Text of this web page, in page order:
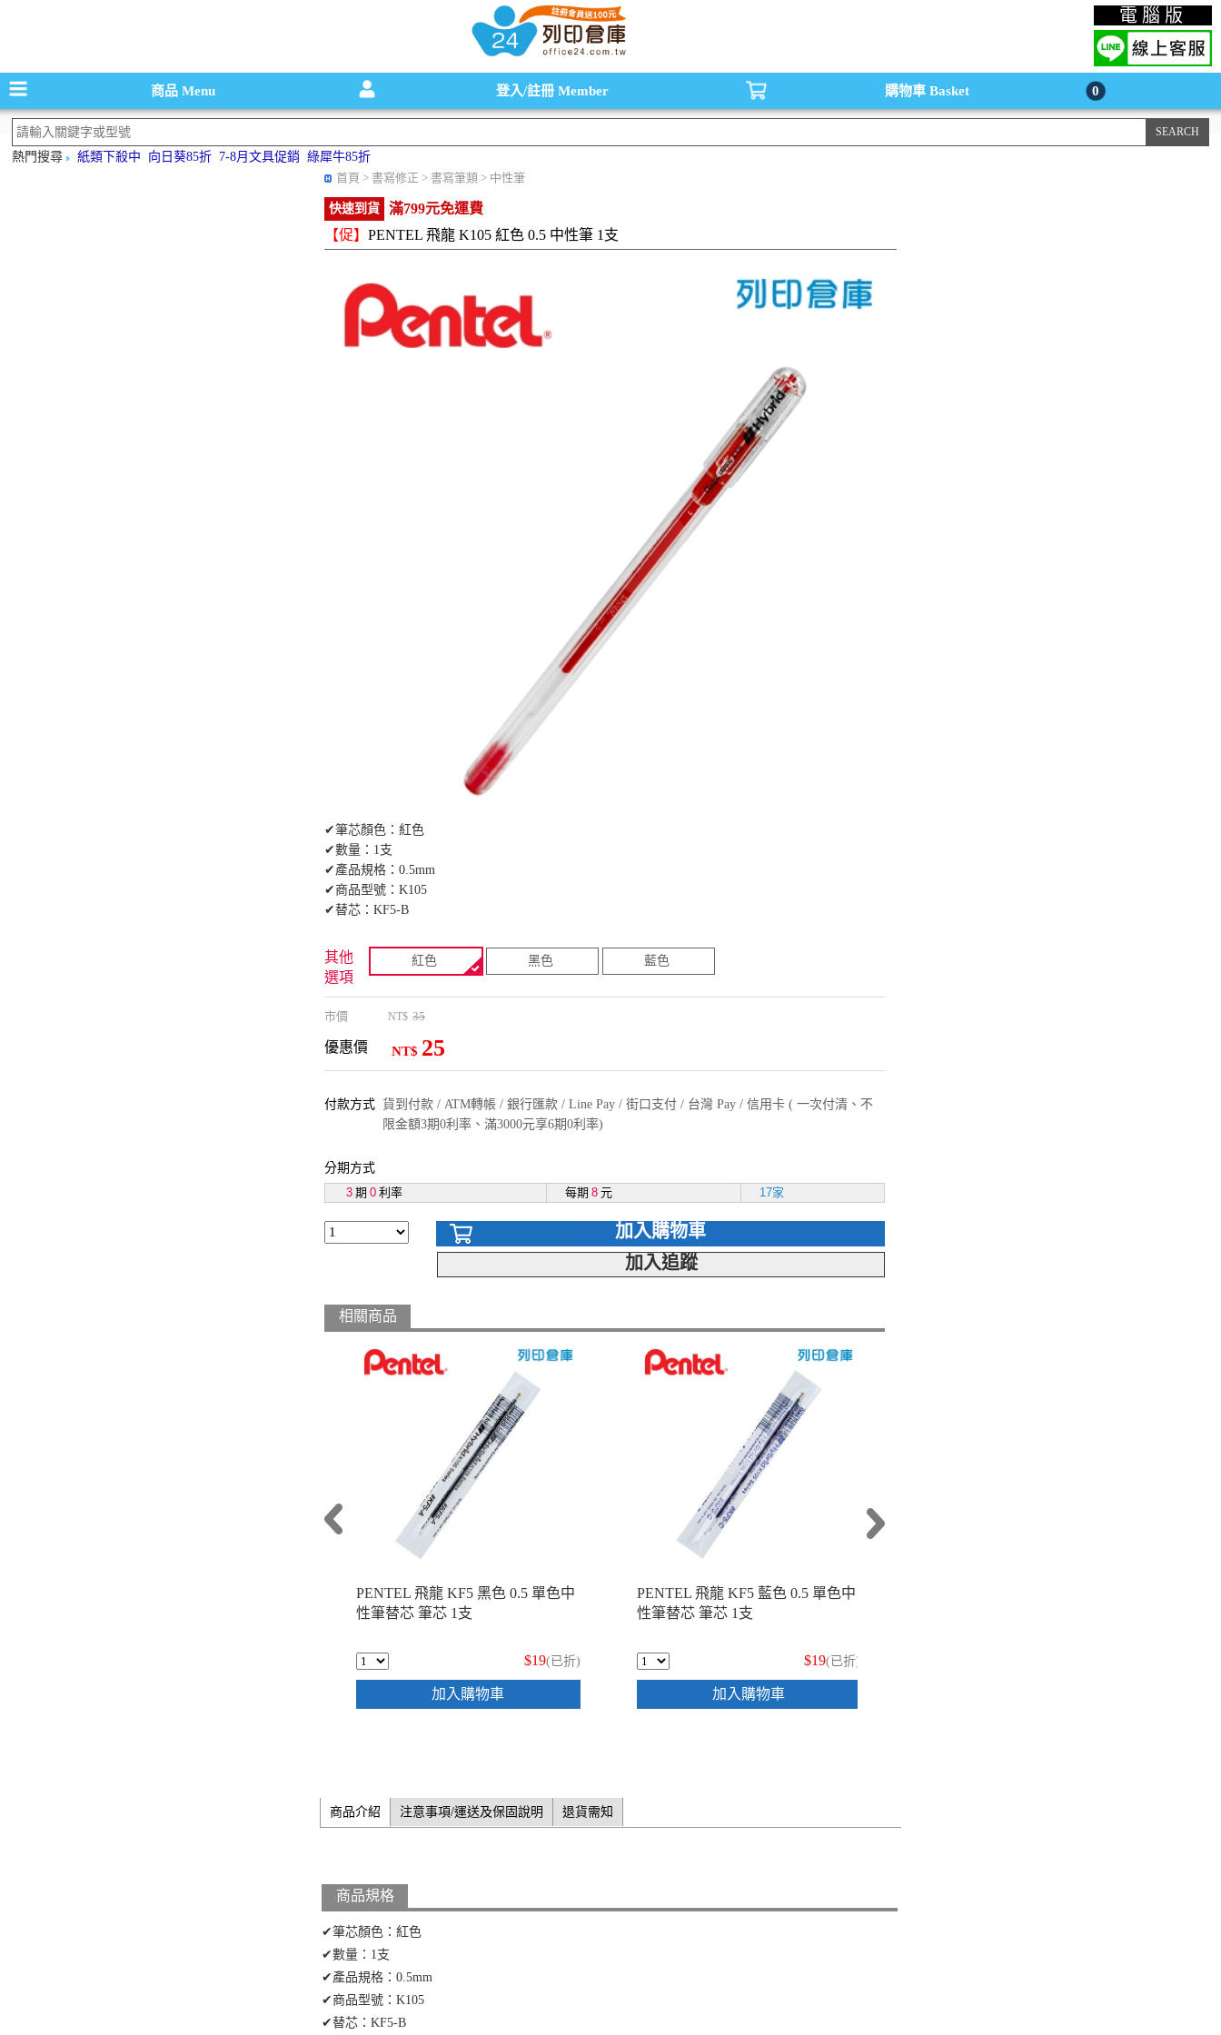
碳粉匣，墨水匣,原廠碳粉匣，副廠碳粉匣，環保碳粉匣,連續供墨印表機-office24列印倉庫線上購物手機版 電腦版
商品Menu 登入/註冊 Member 購物車 Basket 0
熱門搜尋 紙類下殺中 向日葵85折 7-8月文具促銷
綠犀牛85折
首頁 > 書寫修正 > 書寫筆類 > 中性筆
快速到貨
滿799元免運費
【促】 PENTEL 飛龍 K105 紅色 0.5 中性筆 1支
✔筆芯顏色：紅色
✔數量：1支
✔產品規格：0.5mm
✔商品型號：K105
✔替芯：KF5-B
其他
選項
紅色 黑色 藍色
市價 NT$ 35
優惠價 NT$ 25
付款方式 貨到付款 / ATM轉帳 / 銀行匯款 / Line Pay / 街口支付 / 台灣 Pay / 信用卡 ( 一次付清、不
限金額3期0利率、滿3000元享6期0利率)
分期方式
3 期 0 利率 每期 8 元 17家
加入購物車
加入追蹤
相關商品
PENTEL 飛龍 KF5 黑色 0.5 單色中
性筆替芯 筆芯 1支
$19(已折)
加入購物車
PENTEL 飛龍 KF5 藍色 0.5 單色中
性筆替芯 筆芯 1支
$19(已折)
加入購物車
商品介紹 注意事項/運送及保固說明 退貨需知
商品規格
✔筆芯顏色：紅色
✔數量：1支
✔產品規格：0.5mm
✔商品型號：K105
✔替芯：KF5-B